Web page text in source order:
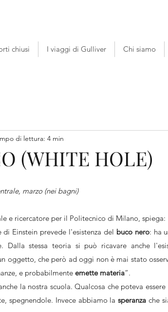
chiusi I viaggi di Gulliver Chi siamo
(WHITE HOLE)
di lettura: 4 min
marzo (nei bagni)
e ricercatore per il Politecnico di Milano, spiega:
Einstein prevede l'esistenza del buco nero: ha
Dalla stessa teoria si può ricavare anche
oggetto, che però ad oggi non è mai stato
e probabilmente emette materia”.
la nostra scuola. Qualcosa che poteva
spegnendole. Invece abbiamo la speranza che